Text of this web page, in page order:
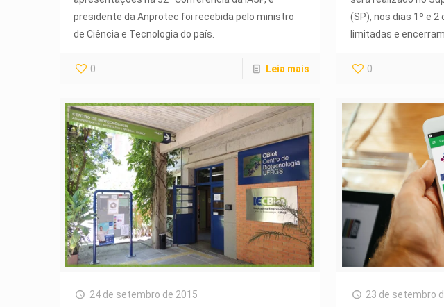
presidente da Anprotec foi recebida pelo ministro
de Ciência e Tecnologia do país.
0 Leia mais
(SP), nos dias 1º e
limitadas e
0
24 de setembro de 2015 23 de setembro